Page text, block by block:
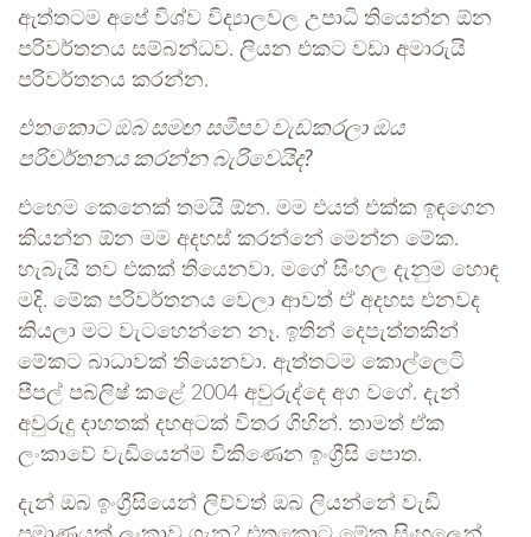
ඇත්තටම අපේ විශ්ව විද්‍යාලවල උපාධි තියෙන්න ඕන
පරිවර්තනය සම්බන්ධව. ලියන එකට වඩා අමාරුයි
පරිවර්තනය කරන්න.
එතකොට ඔබ සමඟ සමීපව වැඩකරලා ඔය
පරිවර්තනය කරන්න බැරිවෙයිද?
එහෙම කෙනෙක් තමයි ඕන. මම එයත් එක්ක ඉඳගෙන
කියන්න ඕන මම අදහස් කරන්නේ මෙන්න මේක.
හැබැයි තව එකක් තියෙනවා. මගේ සිංහල දැනුම හොඳ
මදි. මේක පරිවර්තනය වෙලා ආවත් ඒ අදහස එනවද
කියලා මට වැටහෙන්නෙ නෑ. ඉතින් දෙපැත්තකින්
මේකට බාධාවක් තියෙනවා. ඇත්තටම කොල්ලෙටි
පීපල් පබ්ලිෂ් කළේ 2004 අවුරුද්දෙ අග වගේ. දැන්
අවුරුදු දාහතක් දහඅටක් විතර ගිහින්. තාමත් ඒක
ලංකාවේ වැඩියෙන්ම විකිණෙන ඉංග්‍රීසි පොත.
දැන් ඔබ ඉංග්‍රීසියෙන් ලිව්වත් ඔබ ලියන්නේ වැඩි